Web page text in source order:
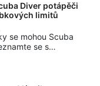
Diver potápěči
limitů
se mohou Scuba
se s
limity pro